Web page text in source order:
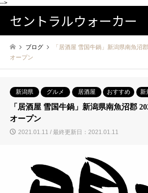
-->
セントラルウォーカー
ブログ
「居酒屋 雪国牛鍋」新潟県南魚沼
オープン
新潟県 グルメ 居酒屋 おすすめ 新
「居酒屋 雪国牛鍋」新潟県南魚沼郡
オープン
2021.01.11 / 最終更新日：2021.01.11